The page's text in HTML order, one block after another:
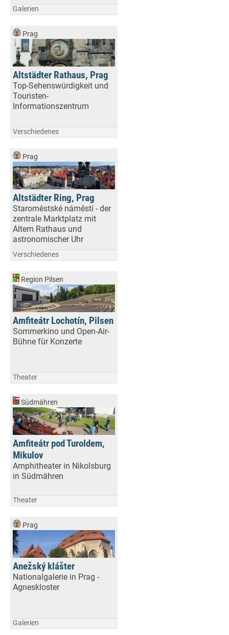
Galerien
Prag
Altstädter Rathaus, Prag
Top-Sehenswürdigkeit und
Touristen-
Informationszentrum
Verschiedenes
Prag
Altstädter Ring, Prag
Staroměstské náměstí - der
zentrale Marktplatz mit
Altem Rathaus und
astronomischer Uhr
Verschiedenes
Region Pilsen
Amfiteátr Lochotín, Pilsen
Sommerkino und Open-Air-
Bühne für Konzerte
Theater
Südmähren
Amfiteátr pod Turoldem,
Mikulov
Amphitheater in Nikolsburg
in Südmähren
Theater
Prag
Anežský klášter
Nationalgalerie in Prag -
Agneskloster
Galerien